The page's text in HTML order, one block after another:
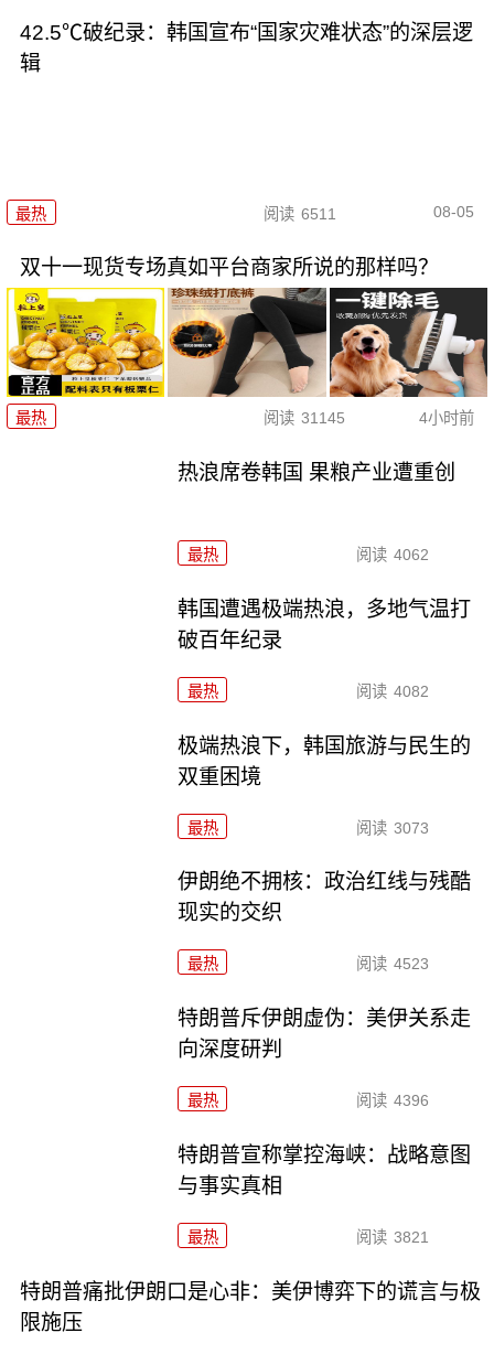
42.5℃破纪录：韩国宣布“国家灾难状态”的深层逻
辑
最热 阅读 6511 08-05
双十一现货专场真如平台商家所说的那样吗？
最热 阅读 31145 4小时前
热浪席卷韩国 果粮产业遭重创
最热 阅读 4062
韩国遭遇极端热浪，多地气温打
破百年纪录
最热 阅读 4082
极端热浪下，韩国旅游与民生的
双重困境
最热 阅读 3073
伊朗绝不拥核：政治红线与残酷
现实的交织
最热 阅读 4523
特朗普斥伊朗虚伪：美伊关系走
向深度研判
最热 阅读 4396
特朗普宣称掌控海峡：战略意图
与事实真相
最热 阅读 3821
特朗普痛批伊朗口是心非：美伊博弈下的谎言与极
限施压